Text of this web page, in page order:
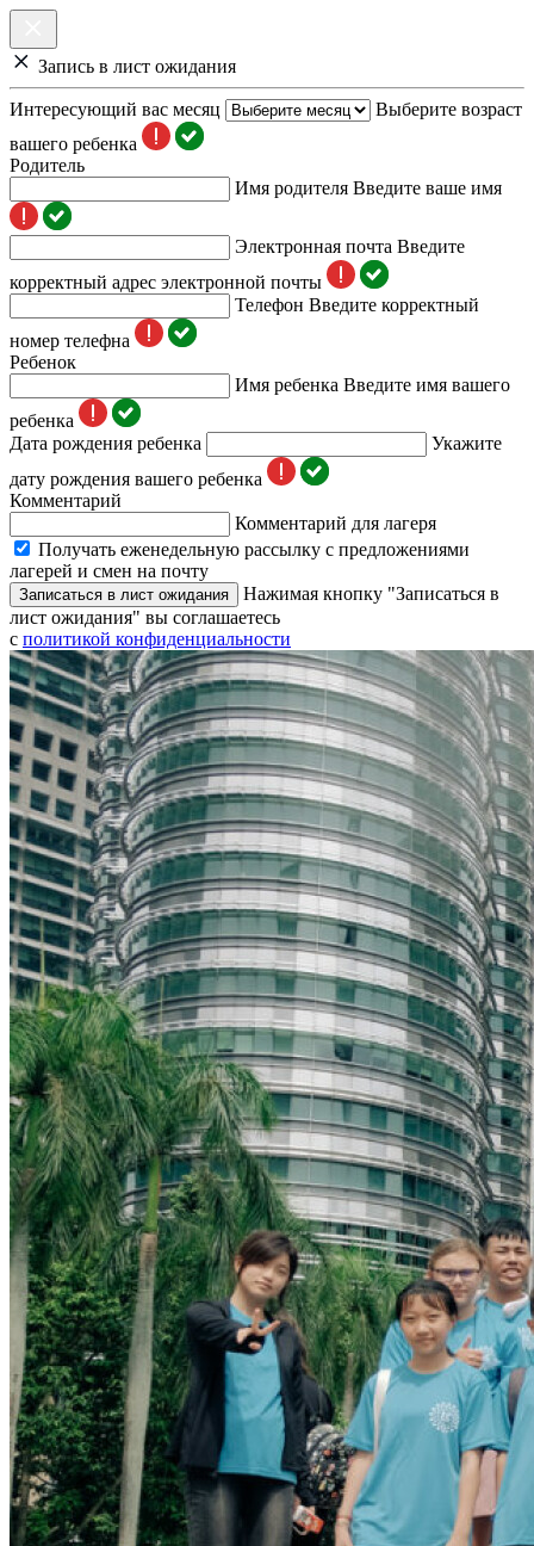
Запись в лист ожидания
Интересующий вас месяц
Выберите возраст
вашего ребенка
Родитель
Имя родителя Введите ваше имя
Электронная почта Введите
корректный адрес электронной почты
Телефон Введите корректный
номер телефна
Ребенок
Имя ребенка Введите имя вашего
ребенка
Дата рождения ребенка
Укажите
дату рождения вашего ребенка
Комментарий
Комментарий для лагеря
Получать еженедельную рассылку с предложениями
лагерей и смен на почту
Записаться в лист ожидания
Нажимая кнопку "Записаться в
лист ожидания" вы соглашаетесь
с политикой конфиденциальности